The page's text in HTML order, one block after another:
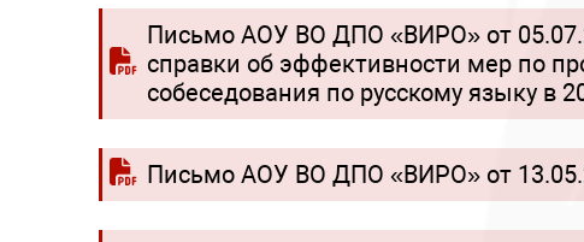
Письмо АОУ ВО ДПО «ВИРО» от
справки об эффективности мер по
собеседования по русскому языку в
Письмо АОУ ВО ДПО «ВИРО» от